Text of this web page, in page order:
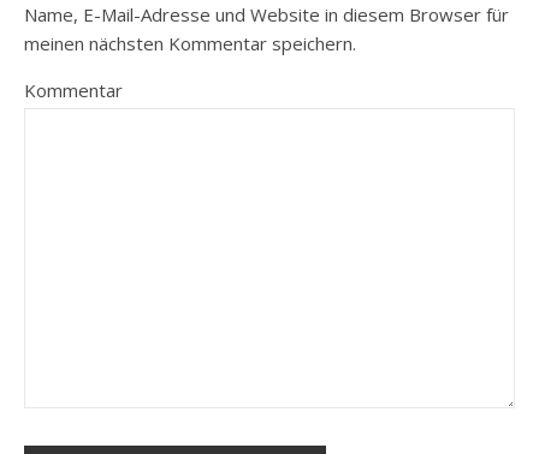
Name, E-Mail-Adresse und Website in diesem Browser für
meinen nächsten Kommentar speichern.
Kommentar